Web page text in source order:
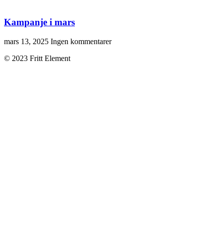
Kampanje i mars
mars 13, 2025 Ingen kommentarer
© 2023 Fritt Element